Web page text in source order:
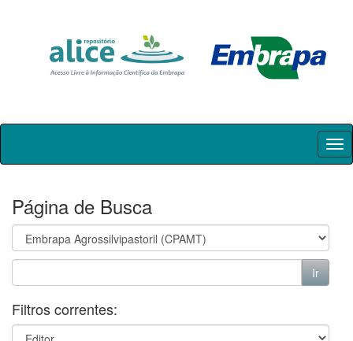
Skip
Página de Busca
Filtros correntes: